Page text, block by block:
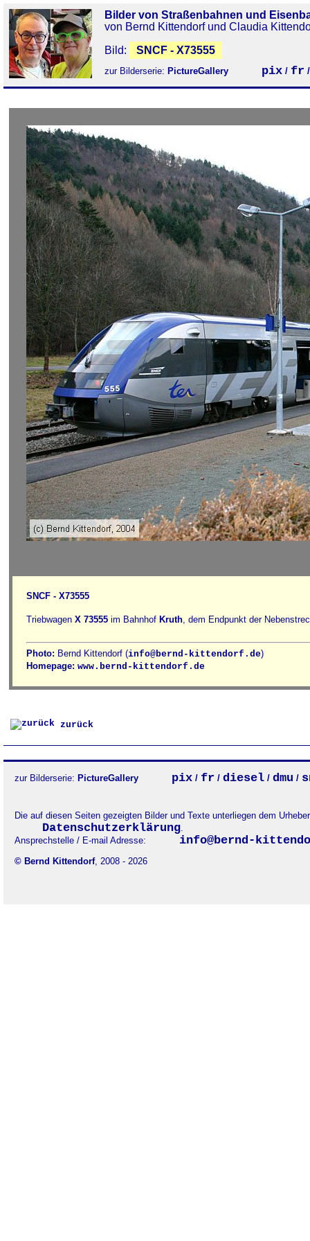
Bilder von Straßenbahnen und
von Bernd Kittendorf und Claudia
Bild:
SNCF - X73555
zur Bilderserie: PictureGallery pix / fr
SNCF - X73555
Triebwagen X 73555 im Bahnhof Kruth, dem Endpunkt der
Photo: Bernd Kittendorf (info@bernd-kittendorf.de)
Homepage: www.bernd-kittendorf.de
zurück
zur Bilderserie: PictureGallery pix / fr / diesel / dmu /
Die auf diesen Seiten gezeigten Bilder und Texte unterliegen dem
Datenschutzerklärung.
Ansprechstelle / E-mail Adresse:
info@bernd-
© Bernd Kittendorf, 2008 - 2026